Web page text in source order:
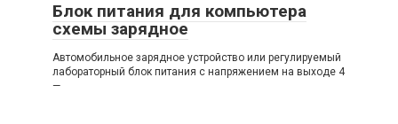
Блок питания для компьютера
схемы зарядное
Автомобильное зарядное устройство или регулируемый
лабораторный блок питания с напряжением на выходе 4
—